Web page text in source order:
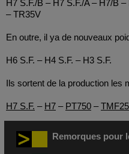
H7 S.F./B – H7 S.F./A – H7/B
– TR35V
En outre, il ya de nouveaux
H6 S.F. – H4 S.F. – H3 S.F.
Ils sortent de la production les
H7 S.F. – H7 – PT750 –TMF25
Remorques pour